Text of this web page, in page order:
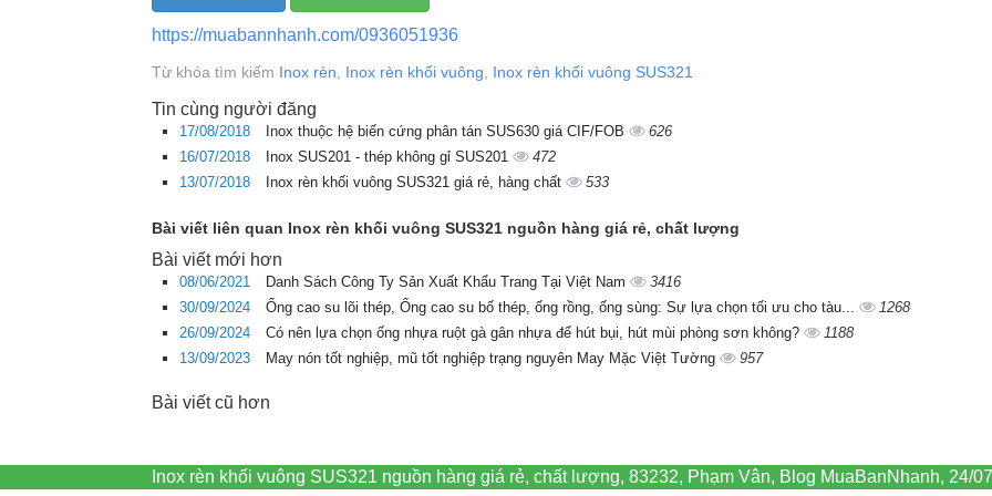
https://muabannhanh.com/0936051936
Từ khóa tìm kiếm Inox rèn, Inox rèn khối vuông, Inox rèn khối vuông SUS321
Tin cùng người đăng
17/08/2018 Inox thuộc hệ biến cứng phân tán SUS630 giá CIF/FOB
626
16/07/2018
Inox SUS201 - thép không gỉ SUS201
472
13/07/2018
Inox rèn khối vuông SUS321 giá rẻ, hàng chất 533
Bài viết liên quan Inox rèn khối vuông SUS321 nguồn hàng giá rẻ, chất lượng
Bài viết mới hơn
08/06/2021 Danh Sách Công Ty Sản Xuất Khẩu Trang Tại Việt Nam
3416
30/09/2024
Ống cao su lõi thép, Ống cao su bố thép, ống rồng, ống sùng: Sự lựa chọn tối ưu cho tàu...
1268
26/09/2024
Có nên lựa chọn ống nhựa ruột gà gân nhựa để hút bụi, hút mùi phòng sơn không?
1188
13/09/2023
May nón tốt nghiệp, mũ tốt nghiệp trạng nguyên May Mặc Việt Tường 957
Bài viết cũ hơn
Inox rèn khối vuông SUS321 nguồn hàng giá rẻ, chất lượng, 83232, Phạm Vân, Blog MuaBanNhanh, 24/